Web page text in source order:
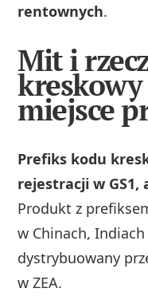
rentownych.
Mit i
miejsce
Prefiks kodu
rejestracji w
Produkt z
w Chinach,
dystrybuowany
w ZEA.